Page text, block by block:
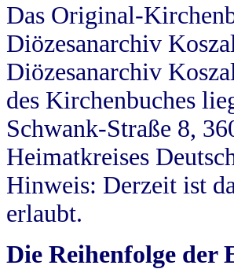
Das Original-
Diözesanarchiv
Diözesanarchiv
des Kirchenbuches
Schwank-Straße 8,
Heimatkreises
Hinweis: Derzeit ist
erlaubt.
Die Reihenfolge der